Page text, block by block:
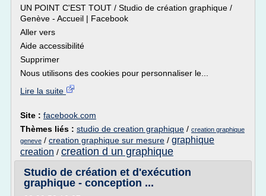
UN POINT C'EST TOUT / Studio de création graphique /
Genève - Accueil | Facebook
Aller vers
Aide accessibilité
Supprimer
Nous utilisons des cookies pour personnaliser le...
Lire la suite
Site : facebook.com
Thèmes liés : studio de creation graphique / creation graphique
geneve / creation graphique sur mesure / graphique
creation / creation d un graphique
Studio de création et d'exécution
graphique - conception ...